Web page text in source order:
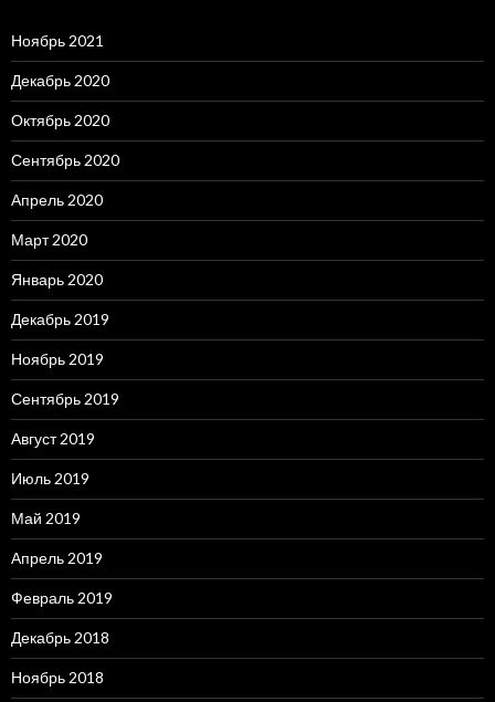
Ноябрь 2021
Декабрь 2020
Октябрь 2020
Сентябрь 2020
Апрель 2020
Март 2020
Январь 2020
Декабрь 2019
Ноябрь 2019
Сентябрь 2019
Август 2019
Июль 2019
Май 2019
Апрель 2019
Февраль 2019
Декабрь 2018
Ноябрь 2018